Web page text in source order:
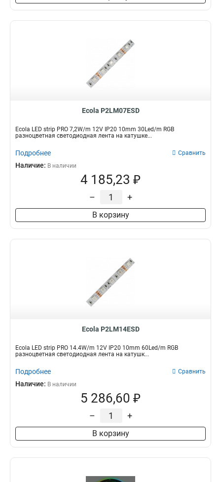
Ecola P2LM07ESD
Ecola LED strip PRO 7,2W/m 12V IP20 10mm 30Led/m RGB
разноцветная светодиодная лента на катушке...
Подробнее Сравнить
Наличие: В наличии
4 185,23 ₽
– +
В корзину
Ecola P2LM14ESD
Ecola LED strip PRO 14.4W/m 12V IP20 10mm 60Led/m RGB
разноцветная светодиодная лента на катушк...
Подробнее Сравнить
Наличие: В наличии
5 286,60 ₽
– +
В корзину